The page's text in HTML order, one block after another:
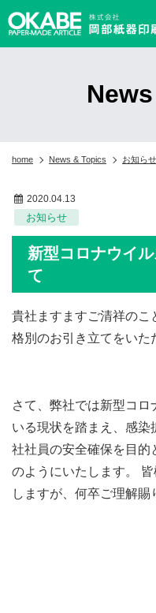
home News & Topics お知らせ
2020.04.13
お知らせ
新型コロナウイルス感染防止対策につい
て
貴社ますますご清祥のこ
格別のお引き立てをいた
さて、弊社では新型コ
いる現状を踏まえ、感染
社社員の安全確保を目的
のようにいたします。
しますが、何卒ご理解賜